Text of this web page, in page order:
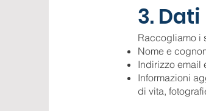
3.
Raccogliamo i
Nome e
Indirizzo email
Informazioni
di vita,